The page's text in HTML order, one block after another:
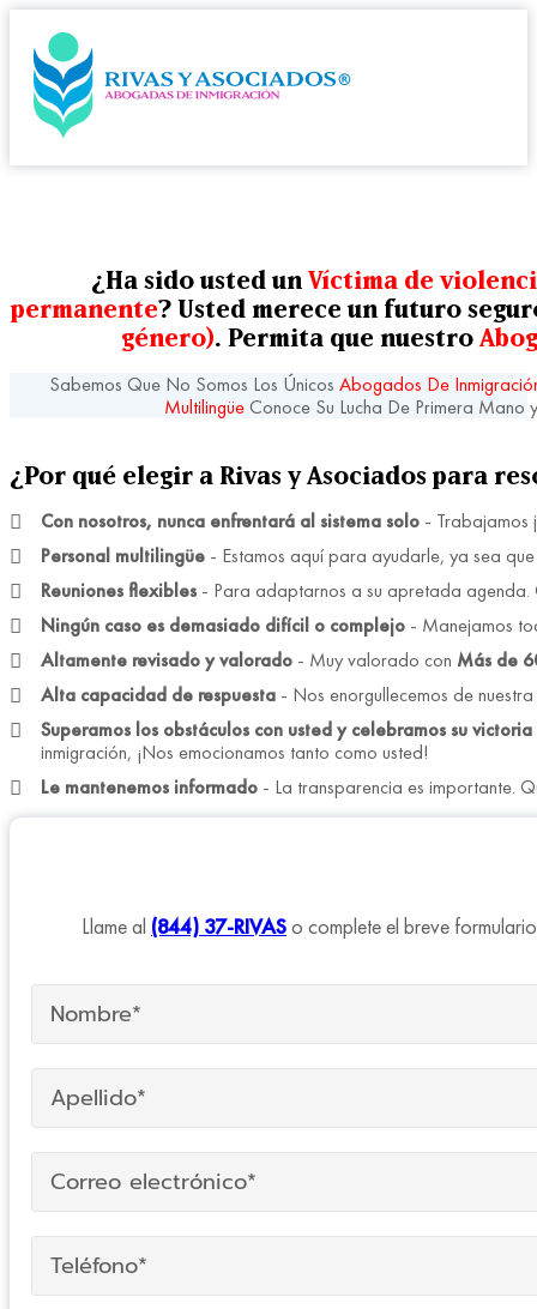
¿Ha sido usted un Víctima de
permanente? Usted merece un futuro
género). Permita que nuestro
Sabemos Que No Somos Los Únicos Abogados De
MultilingüeConoce Su Lucha De Primera
¿Por qué elegir a Rivas y Asociados para
Con nosotros, nunca enfrentará al sistema solo - Trabajamos
Personal multilingüe - Estamos aquí para ayudarle, ya sea
Reuniones flexibles - Para adaptarnos a su apretada agenda.
Ningún caso es demasiado difícil o complejo - Manejamos
Altamente revisado y valorado - Muy valorado con Más de
Alta capacidad de respuesta - Nos enorgullecemos de
Superamos los obstáculos con usted y celebramos su victoria
inmigración, ¡Nos emocionamos tanto como usted!
Le mantenemos informado - La transparencia es importante.
Llame al (844) 37-RIVASo complete el breve